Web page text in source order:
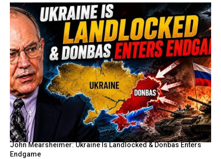
John Mearsheimer: Ukraine Is Landlocked & Donbas Enters
Endgame